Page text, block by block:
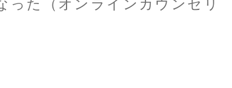
った（オンラインカウンセリ